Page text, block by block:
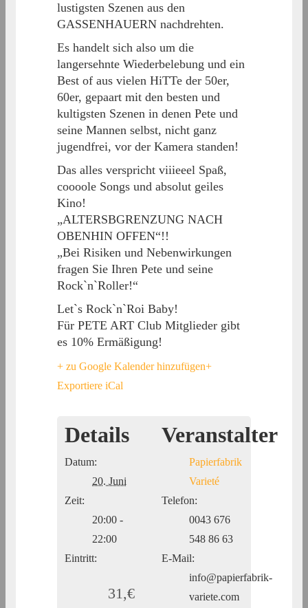
lustigsten Szenen aus den
GASSENHAUERN nachdrehten.
Es handelt sich also um die
langersehnte Wiederbelebung und ein
Best of aus vielen HiTTe der 50er,
60er, gepaart mit den besten und
kultigsten Szenen in denen Pete und
seine Mannen selbst, nicht ganz
jugendfrei, vor der Kamera standen!
Das alles verspricht viiieeel Spaß,
coooole Songs und absolut geiles
Kino!
„ALTERSBGRENZUNG NACH
OBENHIN OFFEN“!!
„Bei Risiken und Nebenwirkungen
fragen Sie Ihren Pete und seine
Rock`n`Roller!“
Let`s Rock`n`Roi Baby!
Für PETE ART Club Mitglieder gibt
es 10% Ermäßigung!
+ zu Google Kalender hinzufügen+
Exportiere iCal
Details
Datum:
20. Juni
Zeit:
20:00 -
22:00
Eintritt:
31,€
Veranstalter
Papierfabrik
Varieté
Telefon:
0043 676
548 86 63
E-Mail:
info@papierfabrik-
variete.com